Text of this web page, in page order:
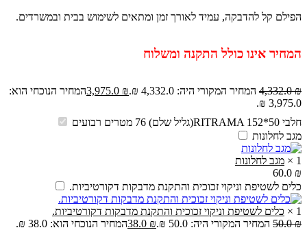
הפילם קל להדבקה, עמיד לאורך זמן ומתאים לשימוש בבית ובמשרדים.
המחיר אינו כולל התקנה ומשלוח
4,332.0₪ המחיר המקורי היה: 4,332.0 ₪. 3,975.0 ₪
המחיר הנוכחי הוא:
3,975.0 ₪.
חלבי RITRAMA 152*50(גליל שלם) 76 מטרים רבועים
מגב לחלונות
1
× מגב לחלונות
60.0 ₪
כלים לשטיפת וניקוי זכוכית והתקנת מדבקות דקורטיביות.
1
× כלים לשטיפת וניקוי זכוכית והתקנת מדבקות דקורטיביות.
50.0₪ המחיר המקורי היה: 50.0 ₪. 38.0 ₪
המחיר הנוכחי הוא: 38.0 ₪.